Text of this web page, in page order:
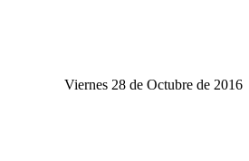
Viernes 28 de Octubre de 2016